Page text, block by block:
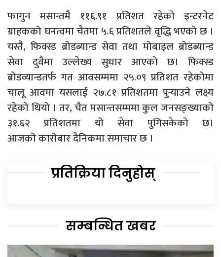
फागुन मसान्तमै ११६.९१ प्रतिशत रहेको इन्टरनेट
ग्राहकको घनत्वमा चैतमा ५.६ प्रतिशतले वृद्धि भएको छ ।
यस्तै, फिक्स्ड ब्रोडब्यान्ड सेवा तथा मोबाइल ब्रोडब्यान्ड
सेवा दुवैमा उल्लेख्य सुधार आएको छ। फिक्स्ड
ब्रोडव्यान्डतर्फ गत आवसम्ममा २५.०९ प्रतिशत रहेकोमा
चालू आवमा यसलाई २७.८१ प्रतिशतमा पुर्‍याउने लक्ष्य
रहेको थियो । तर, चैत मसान्तसम्ममा कुल जनसङ्ख्याको
३१.६२ प्रतिशतमा यो सेवा पुगिसकेको छ।
आजको कारोबार दैनिकमा समाचार छ ।
प्रतिक्रिया दिनुहोस्
सम्बन्धित खबर